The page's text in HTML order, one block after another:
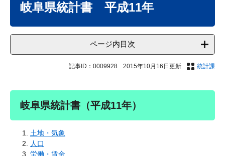
岐阜県統計書 平成11年
ページ内目次
記事ID：0009928 2015年10月16日更新 統計課
岐阜県統計書（平成11年）
土地・気象
人口
労働・賃金